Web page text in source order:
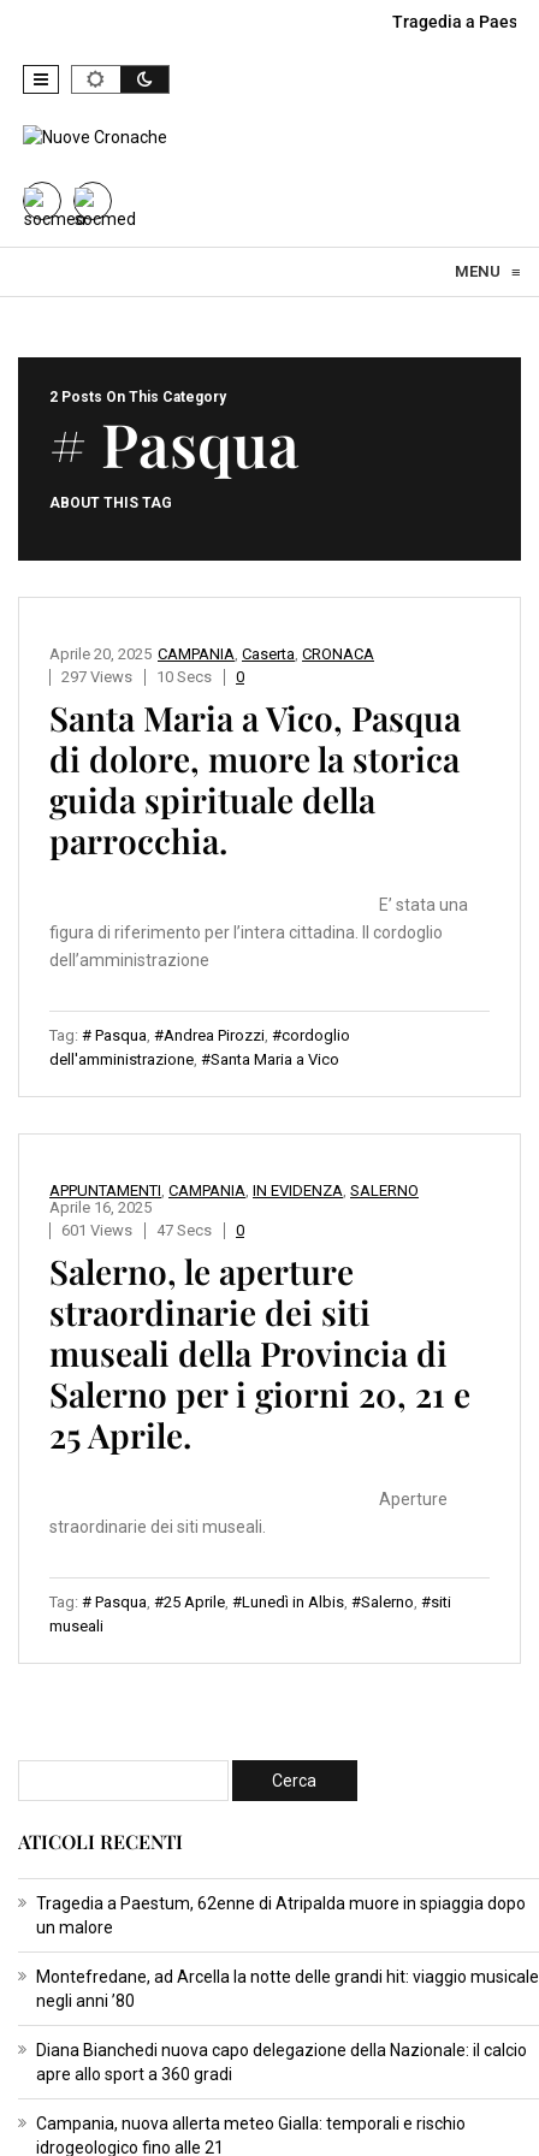
Tragedia a
MENU ≡
2 Posts On This Category
# Pasqua
ABOUT THIS TAG
CAMPANIA, Caserta, CRONACA
Aprile 20, 2025
297 Views
10 Secs 0
Santa Maria a Vico, Pasqua
di dolore, muore la storica
guida spirituale della
parrocchia.
E’ stata una
figura di riferimento per l’intera cittadina. Il cordoglio
dell’amministrazione
Tag: # Pasqua, #Andrea Pirozzi, #cordoglio
dell'amministrazione, #Santa Maria a Vico
APPUNTAMENTI, CAMPANIA, IN EVIDENZA, SALERNO
Aprile 16, 2025
601 Views
47 Secs 0
Salerno, le aperture
straordinarie dei siti
museali della Provincia di
Salerno per i giorni 20, 21 e
25 Aprile.
Aperture
straordinarie dei siti museali.
Tag: # Pasqua, #25 Aprile, #Lunedì in Albis, #Salerno, #siti
museali
ATICOLI RECENTI
Tragedia a Paestum, 62enne di Atripalda muore in spiaggia dopo
un malore
Montefredane, ad Arcella la notte delle grandi hit: viaggio musicale
negli anni ’80
Diana Bianchedi nuova capo delegazione della Nazionale: il calcio
apre allo sport a 360 gradi
Campania, nuova allerta meteo Gialla: temporali e rischio
idrogeologico fino alle 21